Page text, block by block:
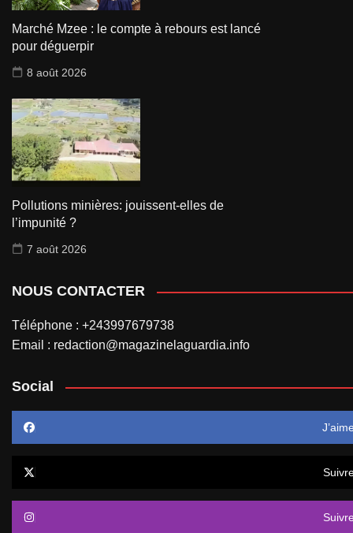
Marché Mzee : le compte à rebours est lancé
pour déguerpir
8 août 2026
Pollutions minières: jouissent-elles de
l’impunité ?
7 août 2026
NOUS CONTACTER
Téléphone : +243997679738
Email : redaction@magazinelaguardia.info
Social